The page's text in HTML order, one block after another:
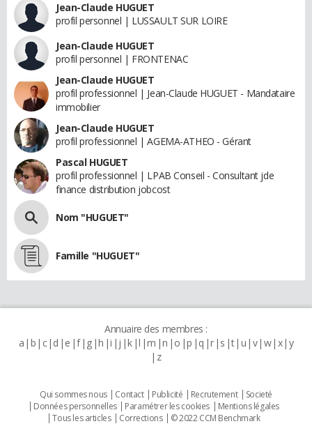
Jean-Claude HUGUET
profil personnel | LUSSAULT SUR LOIRE
Jean-Claude HUGUET
profil personnel | FRONTENAC
Jean-Claude HUGUET
profil professionnel | Jean-Claude HUGUET - Mandataire
immobilier
Jean-Claude HUGUET
profil professionnel | AGEMA-ATHEO - Gérant
Pascal HUGUET
profil professionnel | LPAB Conseil - Consultant jde
finance distribution jobcost
Nom "HUGUET"
Famille "HUGUET"
Annuaire des membres :
a b c d e f g h i j k l m n o p q r s t u v w x y
z
Qui sommes nous Contact Publicité Recrutement
Societé
Données personnelles
Paramétrer les cookies
Mentions légales
Tous les articles
Corrections © 2022 CCM Benchmark